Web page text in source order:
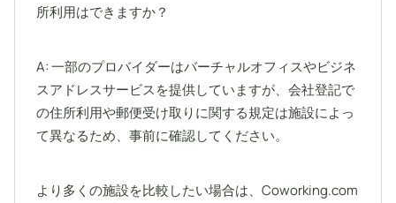
所利用はできますか？
A: 一部のプロバイダーはバーチャルオフィスやビジネ
スアドレスサービスを提供していますが、会社登記で
の住所利用や郵便受け取りに関する規定は施設によっ
て異なるため、事前に確認してください。
より多くの施設を比較したい場合は、Coworking.com